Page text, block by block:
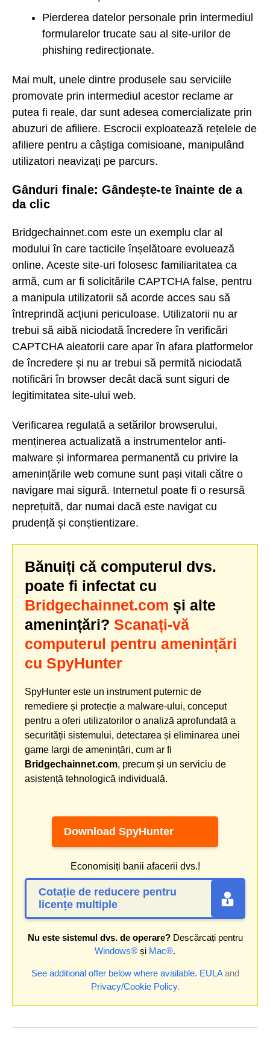
Pierderea datelor personale prin intermediul
formularelor trucate sau al site-urilor de
phishing redirecționate.
Mai mult, unele dintre produsele sau serviciile
promovate prin intermediul acestor reclame ar
putea fi reale, dar sunt adesea comercializate prin
abuzuri de afiliere. Escrocii exploatează rețelele de
afiliere pentru a câștiga comisioane, manipulând
utilizatori neavizați pe parcurs.
Gânduri finale: Gândește-te înainte de a
da clic
Bridgechainnet.com este un exemplu clar al
modului în care tacticile înșelătoare evoluează
online. Aceste site-uri folosesc familiaritatea ca
armă, cum ar fi solicitările CAPTCHA false, pentru
a manipula utilizatorii să acorde acces sau să
întreprindă acțiuni periculoase. Utilizatorii nu ar
trebui să aibă niciodată încredere în verificări
CAPTCHA aleatorii care apar în afara platformelor
de încredere și nu ar trebui să permită niciodată
notificări în browser decât dacă sunt siguri de
legitimitatea site-ului web.
Verificarea regulată a setărilor browserului,
menținerea actualizată a instrumentelor anti-
malware și informarea permanentă cu privire la
amenințările web comune sunt pași vitali către o
navigare mai sigură. Internetul poate fi o resursă
neprețuită, dar numai dacă este navigat cu
prudență și conștientizare.
Bănuiți că computerul dvs.
poate fi infectat cu
Bridgechainnet.com și alte
amenințări? Scanați-vă
computerul pentru amenințări
cu SpyHunter
SpyHunter este un instrument puternic de
remediere și protecție a malware-ului, conceput
pentru a oferi utilizatorilor o analiză aprofundată a
securității sistemului, detectarea și eliminarea unei
game largi de amenințări, cum ar fi
Bridgechainnet.com, precum și un serviciu de
asistență tehnologică individuală.
Download SpyHunter
Economisiți banii afacerii dvs.!
Cotație de reducere pentru
licențe multiple
Nu este sistemul dvs. de operare?Descărcați pentru
Windows® și Mac®.
See additional offer below where available. EULAand
Privacy/Cookie Policy.